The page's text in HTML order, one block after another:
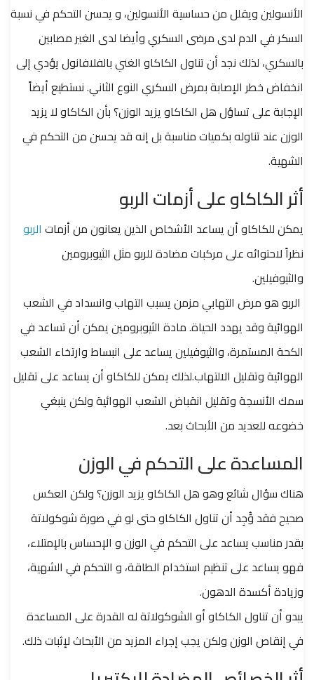
الأنسولين ويقلل من حساسية الأنسولين، و يحسن التحكم في نسبة
السكر في الدم لدى مرضى السكري وأيضا لدى الغير مصابين
بالسكري، لذلك نجد أن تناول الكاكاو الغني بالفلافانول يؤدي إلى
انخفاض خطر الإصابة بمرض السكري النوع الثاني. نستطيع أيضاً
الإجابة على تساؤل هل الكاكاو يزيد الوزن؟ بأن الكاكاو لا يزيد
الوزن عند تناوله بكميات مناسبة بل إنه قد يحسن من التحكم في
الشهية.
أثر الكاكاو على أزمات الربو
يمكن للكاكاو أن يساعد الأشخاص الذين يعانون من أزمات الربو
نظراً لاحتوائه على مركبات مضادة للربو مثل الثيوبرومين
والثيوفيلين.
الربو هو مرض التهابي مزمن يسبب التهاب وانسداد في الشعب
الهوائية وقد يهدد الحياة. مادة الثيوبرومين يمكن أن تساعد في
الكحة المستمرة، والثيوفيلين يساعد على انبساط وارتخاء الشعب
الهوائية وتقليل الالتهاب.لذلك يمكن للكاكاو أن يساعد على تقليل
سمك الأنسجة وتقليل انقباض الشعب الهوائية ولكن ينبغي
خضوعه للعديد من الأبحاث بعد.
المساعدة على التحكم في الوزن
هناك سؤال شائع وهو هل الكاكاو يزيد الوزن؟ ولكن العكس
صحيح فقد وٌُجِد أن تناول الكاكاو حتى لو في صورة شوكولاتة
بقدر مناسب يساعد على التحكم في الوزن و الإحساس بالإمتلاء،
فهو يساعد على تنظيم استخدام الطاقة، و التحكم في الشهية،
وزيادة أكسدة الدهون.
يبدو أن تناول الكاكاو أو الشوكولاتة له القدرة على المساعدة
في إنقاص الوزن ولكن يجب إجراء المزيد من الأبحاث لإثبات ذلك.